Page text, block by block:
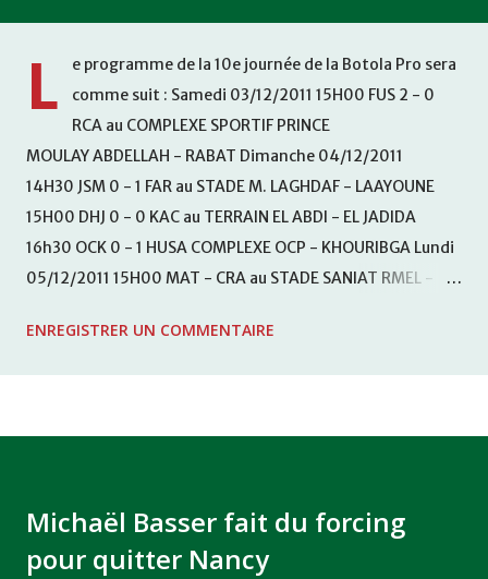
L
e programme de la 10e journée de la Botola Pro sera
comme suit : Samedi 03/12/2011 15H00 FUS 2 - 0
RCA au COMPLEXE SPORTIF PRINCE
MOULAY ABDELLAH - RABAT Dimanche 04/12/2011
14H30 JSM 0 - 1 FAR au STADE M. LAGHDAF - LAAYOUNE
15H00 DHJ 0 - 0 KAC au TERRAIN EL ABDI - EL JADIDA
16h30 OCK 0 - 1 HUSA COMPLEXE OCP - KHOURIBGA Lundi
05/12/2011 15H00 MAT - CRA au STADE SANIAT RMEL -
KHEMISET Mardi 06/12/2011 15H00 WAF - OCS au
ENREGISTRER UN COMMENTAIRE
Michaël Basser fait du forcing
pour quitter Nancy